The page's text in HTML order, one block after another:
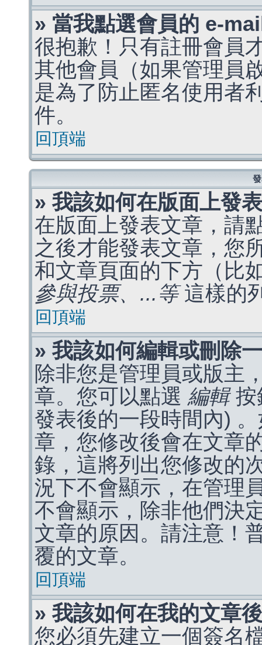
» 當我點選會員的 e-
很抱歉！只有註冊會員
其他會員（如果管理員
是為了防止匿名使用者
件。
回頂端
» 我該如何在版面上發
在版面上發表文章，請
之後才能發表文章，您
和文章頁面的下方（比
參與投票、...等這樣的
回頂端
» 我該如何編輯或刪除
除非您是管理員或版主
章。您可以點選 編輯按
發表後的一段時間內)
章，您修改後會在文章
錄，這將列出您修改的
況下不會顯示，在管理
不會顯示，除非他們決
文章的原因。請注意！
覆的文章。
回頂端
» 我該如何在我的文章
您必須先建立一個簽名